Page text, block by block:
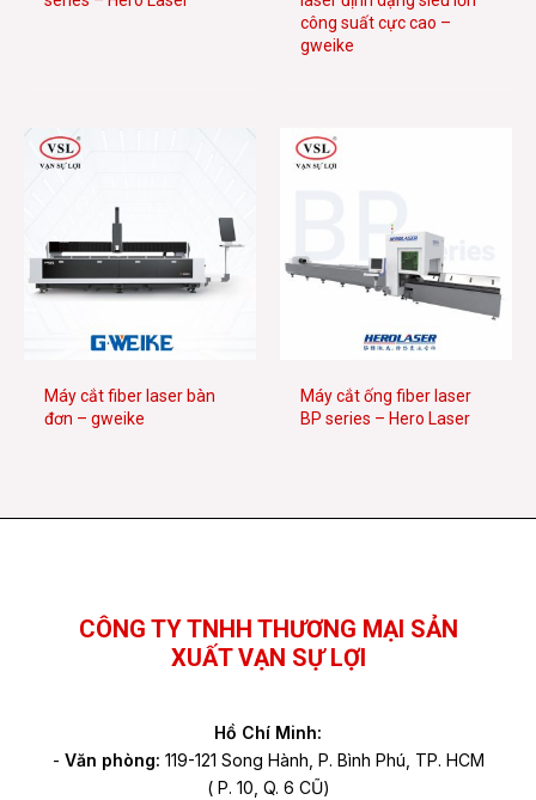
công suất cực cao –
gweike
Máy cắt fiber laser bàn
đơn – gweike
Máy cắt ống fiber laser
BP series – Hero Laser
CÔNG TY TNHH THƯƠNG MẠI SẢN
XUẤT VẠN SỰ LỢI
Hồ Chí Minh:
- Văn phòng: 119-121 Song Hành, P. Bình Phú, TP. HCM
( P. 10, Q. 6 CŨ)
Facebook
YouTube
TikTok